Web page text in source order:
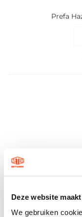
Deze website
We gebruiken
Prefa